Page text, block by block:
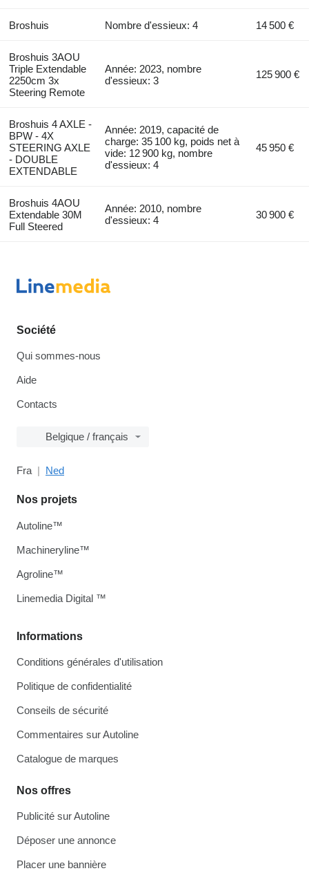
Broshuis Nombre d'essieux: 4 14 500 €
Broshuis 3AOU
Triple Extendable
2250cm 3x
Steering Remote
Année: 2023, nombre
d'essieux: 3
125 900 €
Broshuis 4 AXLE -
BPW - 4X
STEERING AXLE
- DOUBLE
EXTENDABLE
Année: 2019, capacité de
charge: 35 100 kg, poids net à
vide: 12 900 kg, nombre
d'essieux: 4
45 950 €
Broshuis 4AOU
Extendable 30M
Full Steered
Année: 2010, nombre
d'essieux: 4
30 900 €
Société
Qui sommes-nous
Aide
Contacts
Belgique / français
Fra Ned
Informations
Conditions générales d'utilisation
Politique de confidentialité
Conseils de sécurité
Commentaires sur Autoline
Catalogue de marques
Nos offres
Publicité sur Autoline
Déposer une annonce
Placer une bannière
Nos projets
Autoline™
Machineryline™
Agroline™
Linemedia Digital ™